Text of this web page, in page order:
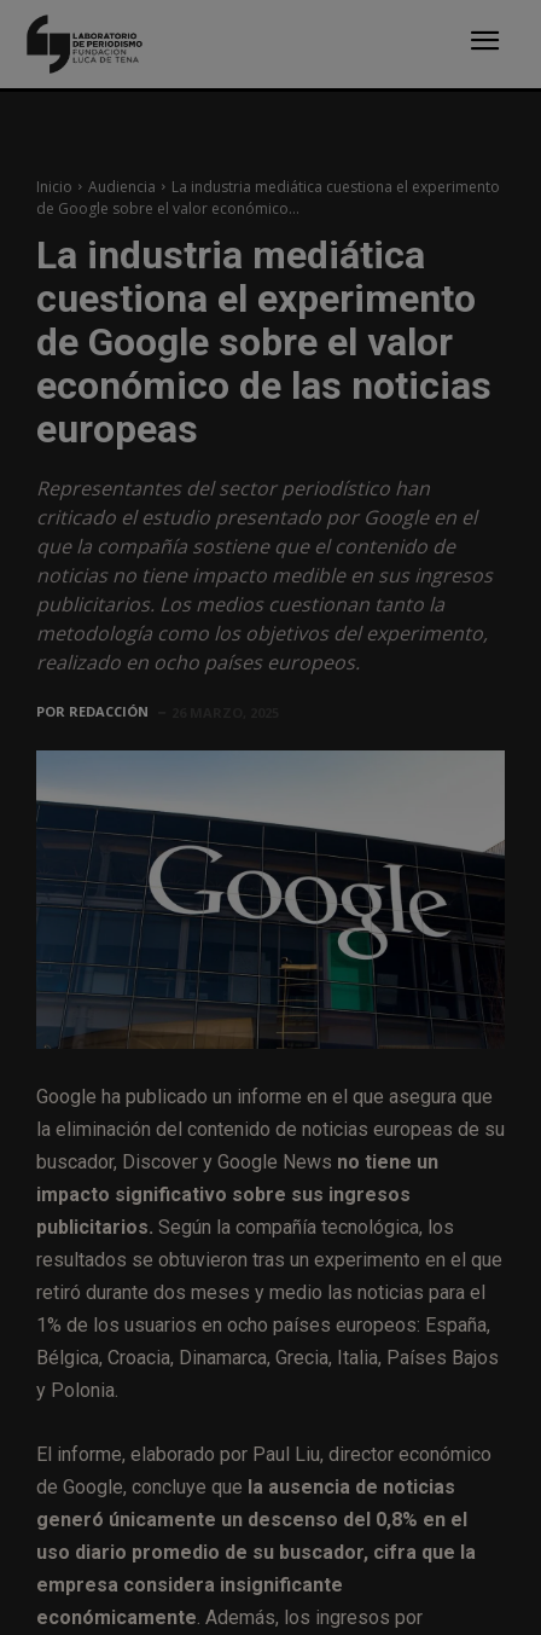
Inicio Audiencia
La industria mediática cuestiona el experimento
de Google sobre el valor económico...
La industria mediática
cuestiona el experimento
de Google sobre el valor
económico de las noticias
europeas
Representantes del sector periodístico han
criticado el estudio presentado por Google en el
que la compañía sostiene que el contenido de
noticias no tiene impacto medible en sus ingresos
publicitarios. Los medios cuestionan tanto la
metodología como los objetivos del experimento,
realizado en ocho países europeos.
POR REDACCIÓN
Google ha publicado un informe en el que asegura que
la eliminación del contenido de noticias europeas de su
buscador, Discover y Google News no tiene un
impacto significativo sobre sus ingresos
publicitarios. Según la compañía tecnológica, los
resultados se obtuvieron tras un experimento en el que
retiró durante dos meses y medio las noticias para el
1% de los usuarios en ocho países europeos: España,
Bélgica, Croacia, Dinamarca, Grecia, Italia, Países Bajos
y Polonia.
El informe, elaborado por Paul Liu, director económico
de Google, concluye que la ausencia de noticias
generó únicamente un descenso del 0,8% en el
uso diario promedio de su buscador, cifra que la
empresa considera insignificante
económicamente . Además, los ingresos por